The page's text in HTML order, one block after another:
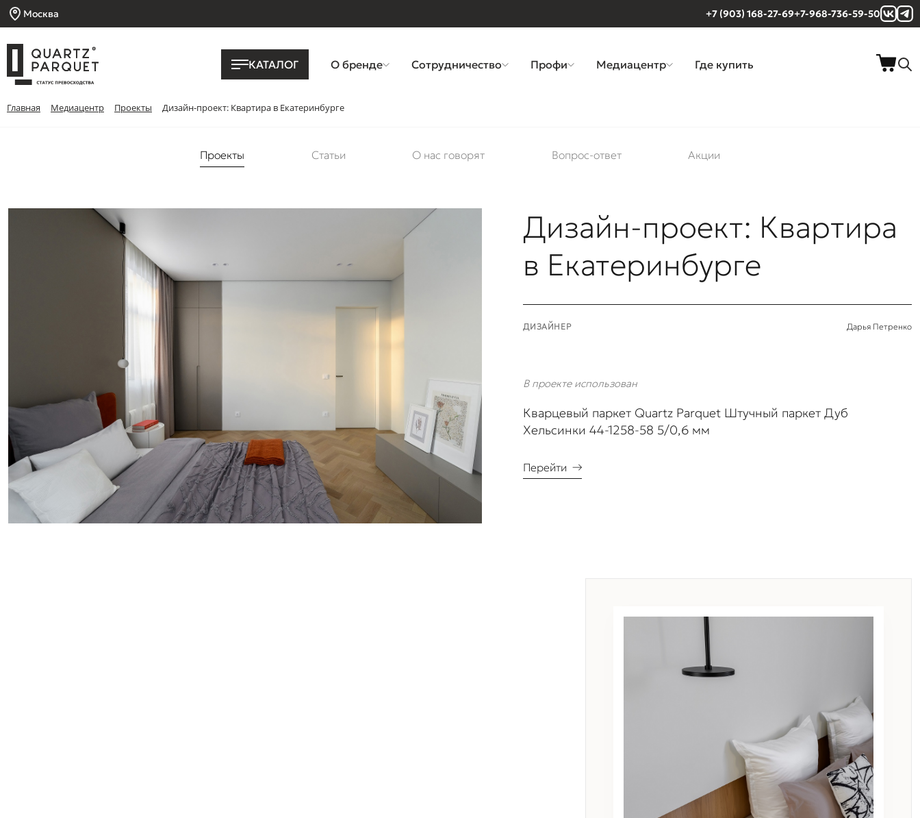
Москва +7 (903) 168-27-69+7-968-736-59-50
КАТАЛОГ О бренде Сотрудничество Профи Медиацентр Где купить
Главная Медиацентр Проекты Дизайн-проект: Квартира в Екатеринбурге
Проекты Статьи О нас говорят Вопрос-ответ Акции
Дизайн-проект: Квартира
в Екатеринбурге
ДИЗАЙНЕР Дарья Петренко
В проекте использован
Кварцевый паркет Quartz Parquet Штучный паркет Дуб
Хельсинки 44-1258-58 5/0,6 мм
Перейти →